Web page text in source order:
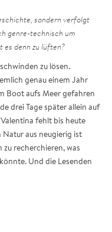
sondern verfolgt
genre-technisch um
es denn zu lüften?
zu lösen.
genau einem Jahr
Boot aufs Meer gefahren
drei Tage später allein auf
fehlt bis heute
Natur aus neugierig ist
recherchieren, was
Und die Lesenden